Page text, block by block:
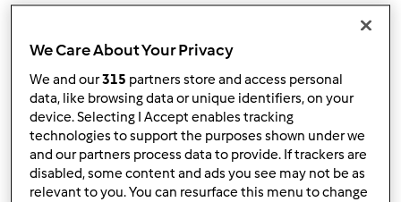
4.6(5)
POTRAWKA Z
KURCZAKA Z
ANANASEM
przezArtur pl
We Care About Your Privacy
We and our315 partners store and access personal
data, like browsing data or unique identifiers, on your
device. Selecting I Accept enables tracking
technologies to support the purposes shown under we
and our partners process data to provide. If trackers are
disabled, some content and ads you see may not be as
relevant to you. You can resurface this menu to change